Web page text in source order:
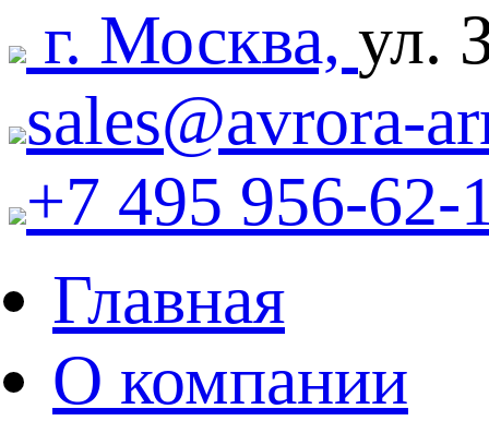
г. Москва, ул.
sales@avrora-
+7 495 956-62-
Главная
О компании